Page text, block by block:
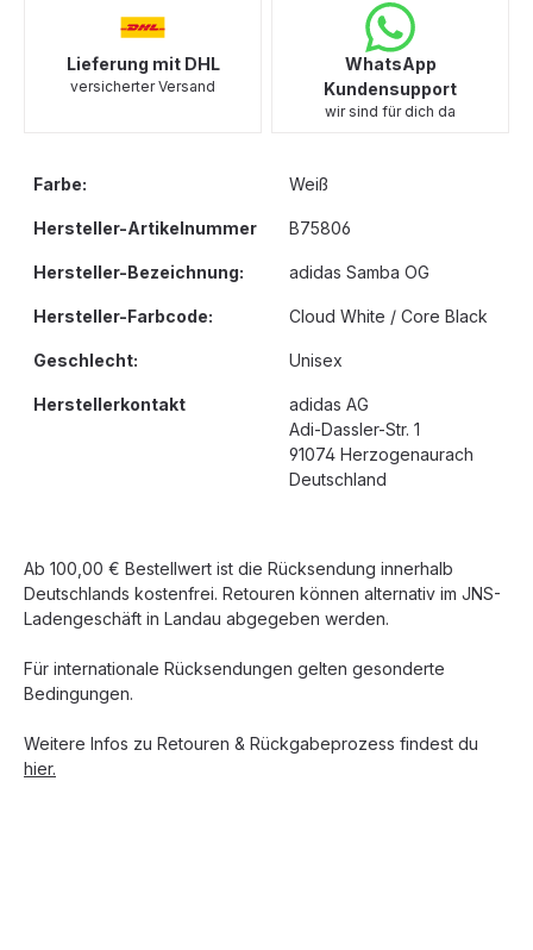
Lieferung mit DHL
versicherter Versand
WhatsApp
Kundensupport
wir sind für dich da
Farbe: Weiß
Hersteller-Artikelnummer B75806
Hersteller-Bezeichnung: adidas Samba OG
Hersteller-Farbcode: Cloud White / Core Black
Geschlecht: Unisex
Herstellerkontakt
adidas AG
Adi-Dassler-Str. 1
91074 Herzogenaurach
Deutschland
Ab 100,00 € Bestellwert ist die Rücksendung innerhalb
Deutschlands kostenfrei. Retouren können alternativ im JNS-
Ladengeschäft in Landau abgegeben werden.
Für internationale Rücksendungen gelten gesonderte
Bedingungen.
Weitere Infos zu Retouren & Rückgabeprozess findest du
hier.